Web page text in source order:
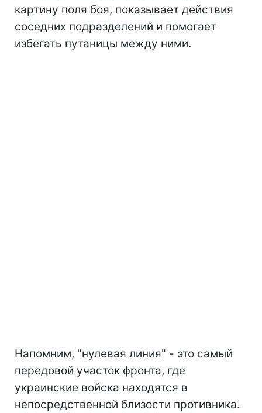
картину поля боя, показывает действия
соседних подразделений и помогает
избегать путаницы между ними.
Напомним, "нулевая линия" - это самый
передовой участок фронта, где
украинские войска находятся в
непосредственной близости противника.